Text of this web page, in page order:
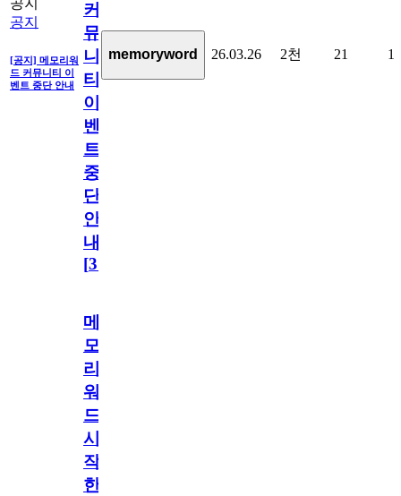
공지
[공지] 메모리워
드 커뮤니티 이
벤트 중단 안내
커
뮤
니
티
이
벤
트
중
단
안
내
[31
memoryword 26.03.26 2천 21 1
메
모
리
워
드
시
작
한